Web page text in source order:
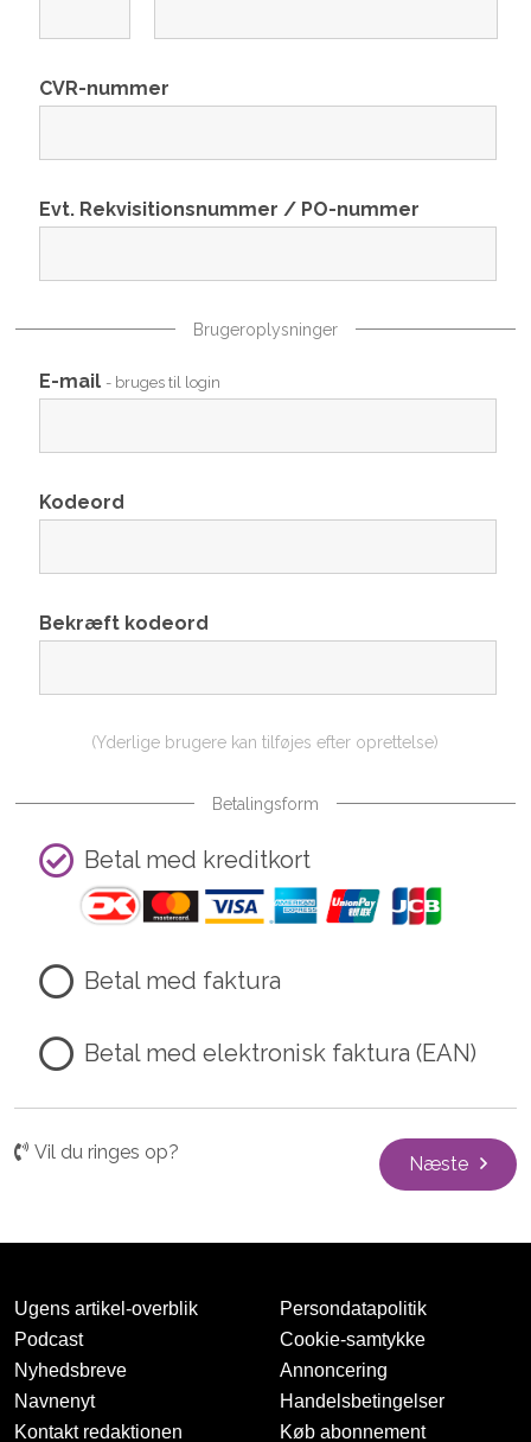
CVR-nummer
Evt. Rekvisitionsnummer / PO-nummer
Brugeroplysninger
E-mail - bruges til login
Kodeord
Bekræft kodeord
(Yderlige brugere kan tilføjes efter oprettelse)
Betalingsform
Betal med kreditkort
Betal med faktura
Betal med elektronisk faktura (EAN)
Vil du ringes op?
Næste
Ugens artikel-overblik
Podcast
Nyhedsbreve
Navnenyt
Kontakt redaktionen
Persondatapolitik
Cookie-samtykke
Annoncering
Handelsbetingelser
Køb abonnement